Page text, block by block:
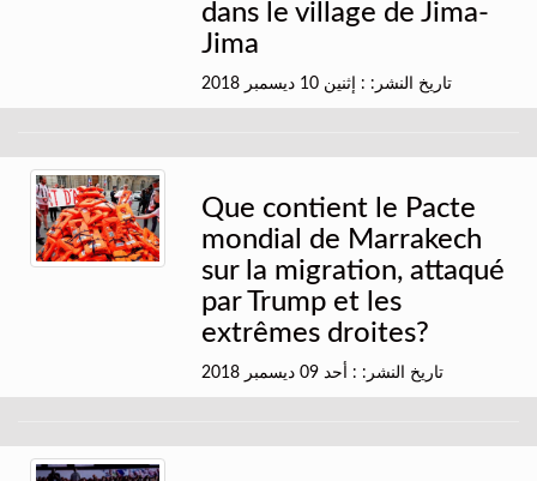
dans le village de Jima-
Jima
تاريخ النشر: : إثنين 10 ديسمبر 2018
Que contient le Pacte
mondial de Marrakech
sur la migration, attaqué
par Trump et les
extrêmes droites?
تاريخ النشر: : أحد 09 ديسمبر 2018